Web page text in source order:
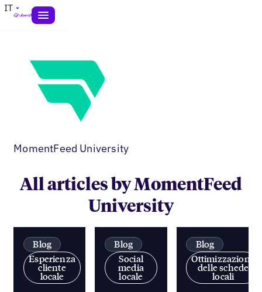
IT
MomentFeed University
All articles by MomentFeed
University
Blog
Esperienza
cliente
locale
Blog
Social
media
locale
Blog
Ottimizzazione
delle schede
locali